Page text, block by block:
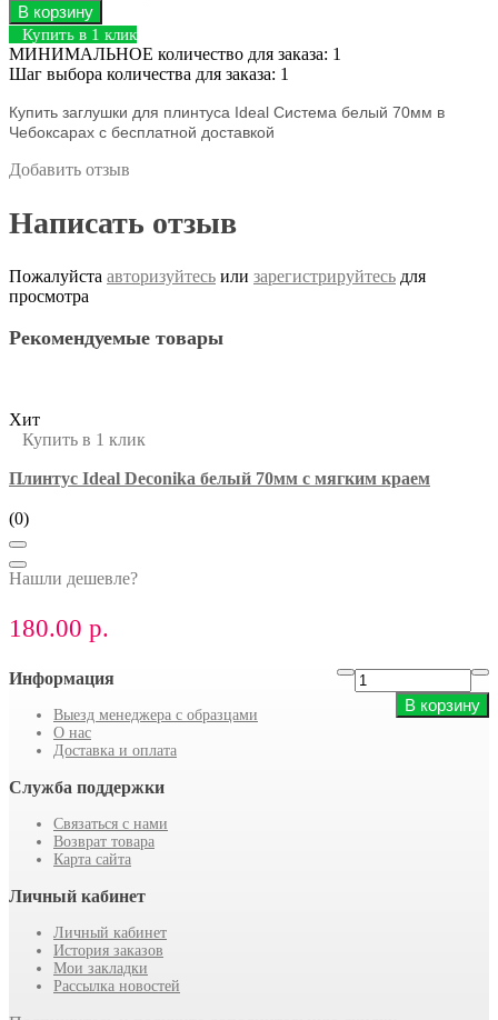
В корзину
Купить в 1 клик
МИНИМАЛЬНОЕ количество для заказа: 1
Шаг выбора количества для заказа: 1
Купить заглушки для плинтуса Ideal Система белый 70мм в
Чебоксарах с бесплатной доставкой
Добавить отзыв
Написать отзыв
Пожалуйста авторизуйтесь или зарегистрируйтесь для
просмотра
Рекомендуемые товары
Хит
Купить в 1 клик
Плинтус Ideal Deconika белый 70мм с мягким краем
(0)
Нашли дешевле?
180.00 р.
В корзину
Информация
Выезд менеджера с образцами
О нас
Доставка и оплата
Служба поддержки
Связаться с нами
Возврат товара
Карта сайта
Личный кабинет
Личный кабинет
История заказов
Мои закладки
Рассылка новостей